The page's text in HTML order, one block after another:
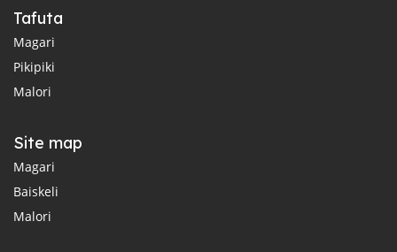
Tafuta
Magari
Pikipiki
Malori
Site map
Magari
Baiskeli
Malori